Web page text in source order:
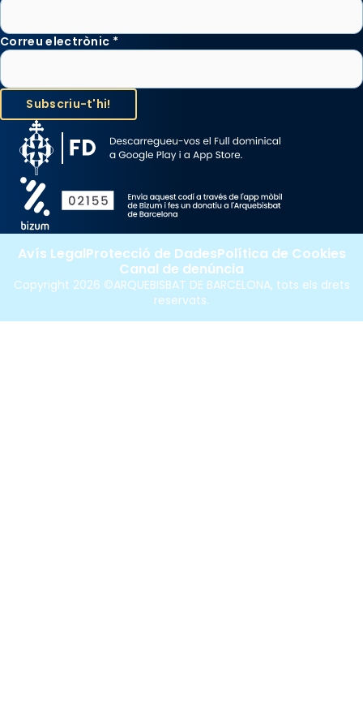
Correu electrònic *
Copyright 2026 ©ARQUEBISBAT DE BARCELONA, tots els drets
reservats.
Avís LegalProtecció de DadesPolítica de Cookies
Canal de denúncia